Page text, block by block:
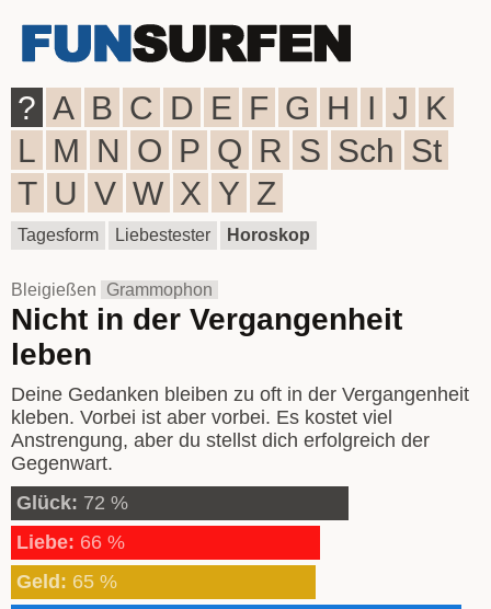
? A B C D E F G H I J K
L M N O P Q R S Sch St
T U V W X Y Z
Tagesform Liebestester Horoskop
Bleigießen Grammophon
Nicht in der Vergangenheit
leben
Deine Gedanken bleiben zu oft in der Vergangenheit
kleben. Vorbei ist aber vorbei. Es kostet viel
Anstrengung, aber du stellst dich erfolgreich der
Gegenwart.
Glück: 72 %
Liebe: 66 %
Geld: 65 %